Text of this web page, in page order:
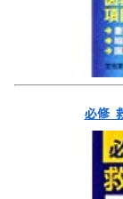
必修